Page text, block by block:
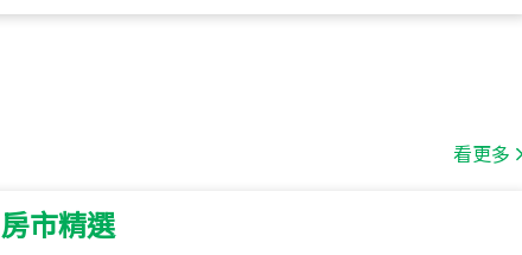
115
看更多
房市精選